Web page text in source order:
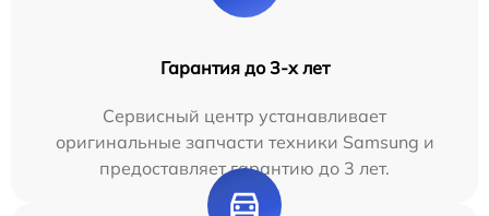
Гарантия до 3-х лет
Сервисный центр устанавливает
оригинальные запчасти техники Samsung и
предоставляет гарантию до 3 лет.